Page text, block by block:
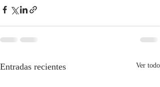
Entradas recientes Ver todo